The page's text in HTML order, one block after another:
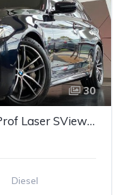
30
BMW 530d M-Sport CockpitProf Laser SView HUD H&K ACC
Diesel